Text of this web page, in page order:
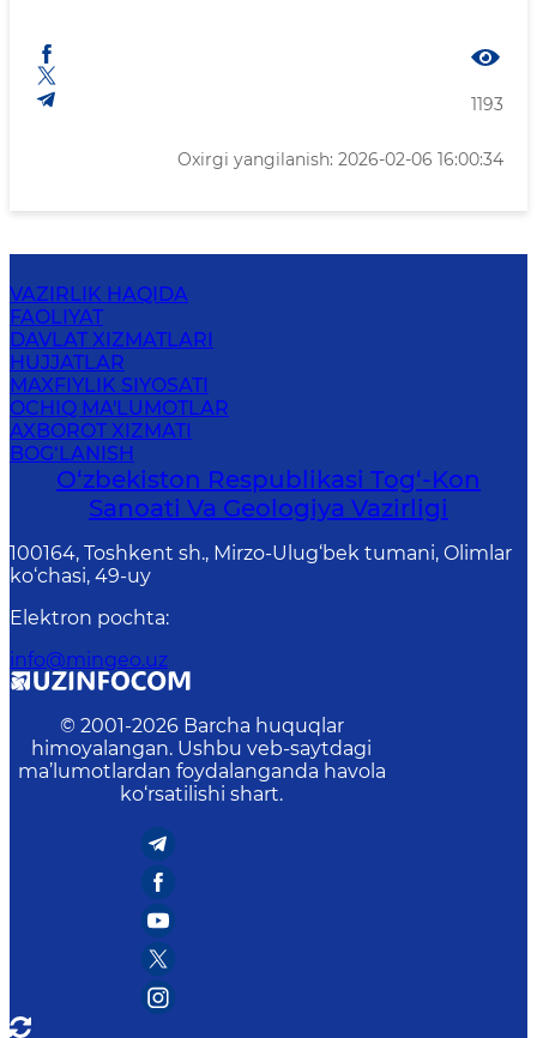
1193
Oxirgi yangilanish: 2026-02-06 16:00:34
VAZIRLIK HAQIDA
FAOLIYAT
DAVLAT XIZMATLARI
HUJJATLAR
MAXFIYLIK SIYOSATI
OCHIQ MA'LUMOTLAR
AXBOROT XIZMATI
BOG‘LANISH
O‘zbekiston Respublikasi Tog‘-Kon
Sanoati Va Geologiya Vazirligi
100164, Toshkent sh., Mirzo-Ulug‘bek tumani, Olimlar
ko‘chasi, 49-uy
Elektron pochta:
info@mingeo.uz
© 2001-2026 Barcha huquqlar
himoyalangan. Ushbu veb-saytdagi
ma’lumotlardan foydalanganda havola
ko‘rsatilishi shart.